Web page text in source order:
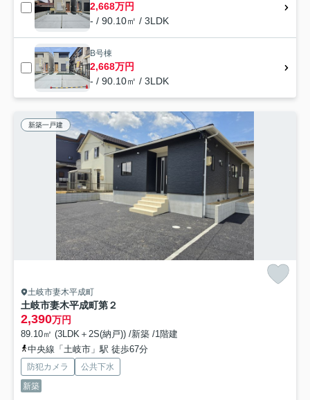
2,668万円
- / 90.10㎡ / 3LDK
B号棟
2,668万円
- / 90.10㎡ / 3LDK
新築一戸建
土岐市妻木平成町
土岐市妻木平成町第２
2,390万円
89.10㎡ (3LDK＋2S(納戸)) /新築 /1階建
中央線「土岐市」駅 徒歩67分
防犯カメラ
公共下水
新築